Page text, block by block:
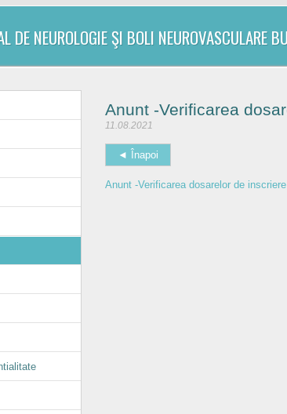
DE NEUROLOGIE ŞI BOLI NEUROVASCULARE
Anunt -Verificarea
11.08.2021
◄ Înapoi
Anunt -Verificarea dosarelor de